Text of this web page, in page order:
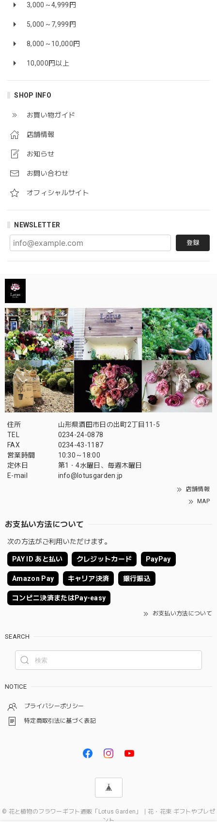
3,000～4,999円
5,000～7,999円
8,000～10,000円
10,000円以上
SHOP INFO
お買い物ガイド
店舗情報
お知らせ
お問い合わせ
オフィシャルサイト
NEWSLETTER
登録
住所
山形県酒田市日の出町2丁目11-5
TEL
0234-24-0878
FAX
0234-43-1187
営業時間
10:30～18:00
定休日
第1・4水曜日、毎週木曜日
E-mail
info@lotusgarden.jp
店舗情報
MAP
お支払い方法について
次の方法がご利用いただけます。
PAY ID あと払い クレジットカード PayPay
Amazon Pay キャリア決済 銀行振込
コンビニ決済またはPay-easy
お支払い方法について
SEARCH
NOTICE
プライバシーポリシー
特定商取引法に基づく表記
© 花と植物のフラワーギフト通販「Lotus Garden」｜花・花束 ギフトやプレゼ
ント